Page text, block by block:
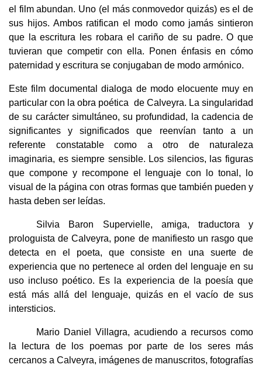
el film abundan. Uno (el más conmovedor quizás) es el de
sus hijos. Ambos ratifican el modo como jamás sintieron
que la escritura les robara el cariño de su padre. O que
tuvieran que competir con ella. Ponen énfasis en cómo
paternidad y escritura se conjugaban de modo armónico.
Este film documental dialoga de modo elocuente muy en
particular con la obra poética de Calveyra. La singularidad
de su carácter simultáneo, su profundidad, la cadencia de
significantes y significados que reenvían tanto a un
referente constatable como a otro de naturaleza
imaginaria, es siempre sensible. Los silencios, las figuras
que compone y recompone el lenguaje con lo tonal, lo
visual de la página con otras formas que también pueden y
hasta deben ser leídas.
Silvia Baron Supervielle, amiga, traductora y
prologuista de Calveyra, pone de manifiesto un rasgo que
detecta en el poeta, que consiste en una suerte de
experiencia que no pertenece al orden del lenguaje en su
uso incluso poético. Es la experiencia de la poesía que
está más allá del lenguaje, quizás en el vacío de sus
intersticios.
Mario Daniel Villagra, acudiendo a recursos como
la lectura de los poemas por parte de los seres más
cercanos a Calveyra, imágenes de manuscritos, fotografías